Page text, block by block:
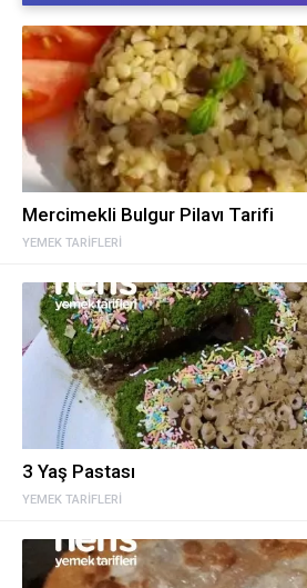
YEMEK TARIFLERI
Mercimekli Bulgur Pilavı Tarifi
YEMEK TARIFLERI
3 Yaş Pastası